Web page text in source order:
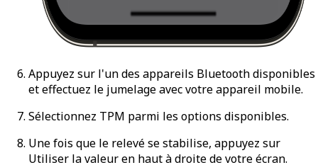
Appuyez sur l'un des appareils Bluetooth disponibles
et effectuez le jumelage avec votre appareil mobile.
Sélectionnez TPM parmi les options disponibles.
Une fois que le relevé se stabilise, appuyez sur
Utiliser la valeuren haut à droite de votre écran.